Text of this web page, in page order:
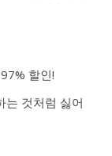
할인!
는 것처럼 싫어